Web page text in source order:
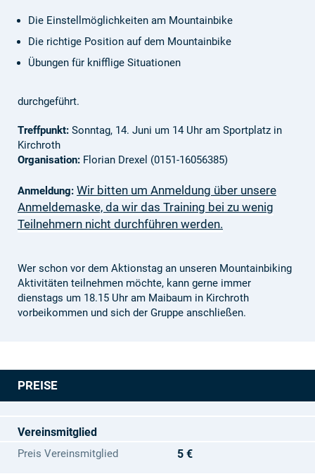
Die Einstellmöglichkeiten am Mountainbike
Die richtige Position auf dem Mountainbike
Übungen für knifflige Situationen
durchgeführt.
Treffpunkt: Sonntag, 14. Juni um 14 Uhr am Sportplatz in
Kirchroth
Organisation: Florian Drexel (0151-16056385)
Anmeldung: Wir bitten um Anmeldung über unsere
Anmeldemaske, da wir das Training bei zu wenig
Teilnehmern nicht durchführen werden.
Wer schon vor dem Aktionstag an unseren Mountainbiking
Aktivitäten teilnehmen möchte, kann gerne immer
dienstags um 18.15 Uhr am Maibaum in Kirchroth
vorbeikommen und sich der Gruppe anschließen.
PREISE
Vereinsmitglied
Preis Vereinsmitglied 5 €